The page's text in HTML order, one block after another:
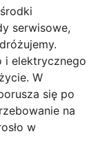
serwisowe,
i elektrycznego
W
się po
na
w